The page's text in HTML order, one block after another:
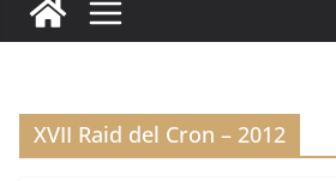
e
o
o
te l e
n
XVII Raid del Cron – 2012